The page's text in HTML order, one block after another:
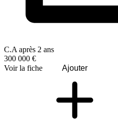
C.A après 2 ans
300 000 €
Voir la fiche
Ajouter